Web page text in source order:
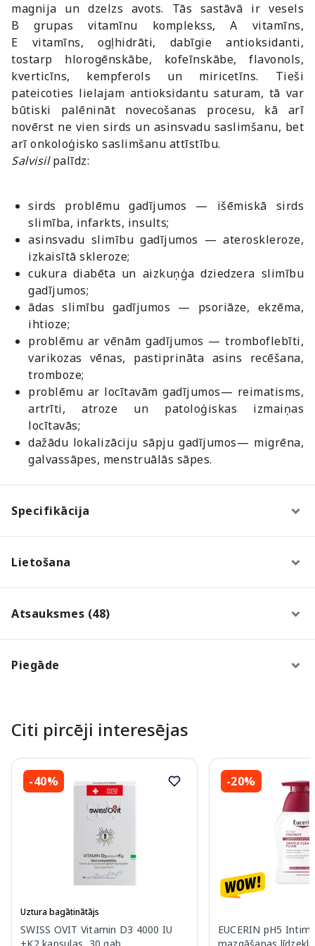
magnija un dzelzs avots. Tās sastāvā ir vesels
B grupas vitamīnu komplekss, A vitamīns,
E vitamīns, ogļhidrāti, dabīgie antioksidanti,
tostarp hlorogēnskābe, kofeīnskābe, flavonols,
kverticīns, kempferols un miricetīns. Tieši
pateicoties lielajam antioksidantu saturam, tā var
būtiski palēnināt novecošanas procesu, kā arī
novērst ne vien sirds un asinsvadu saslimšanu, bet
arī onkoloģisko saslimšanu attīstību.
Salvisilpalīdz:
sirds problēmu gadījumos — išēmiskā sirds
slimība, infarkts, insults;
asinsvadu slimību gadījumos — ateroskleroze,
izkaisītā skleroze;
cukura diabēta un aizkuņģa dziedzera slimību
gadījumos;
ādas slimību gadījumos — psoriāze, ekzēma,
ihtioze;
problēmu ar vēnām gadījumos — tromboflebīti,
varikozas vēnas, pastiprināta asins recēšana,
tromboze;
problēmu ar locītavām gadījumos— reimatisms,
artrīti, atroze un patoloģiskas izmaiņas
locītavās;
dažādu lokalizāciju sāpju gadījumos— migrēna,
galvassāpes, menstruālās sāpes.
Specifikācija
Lietošana
Atsauksmes (48)
Piegāde
Citi pircēji interesējas
-40%
Uztura bagātinātājs
SWISS OVIT Vitamin D3 4000 IU
-20%
EUCERIN pH5